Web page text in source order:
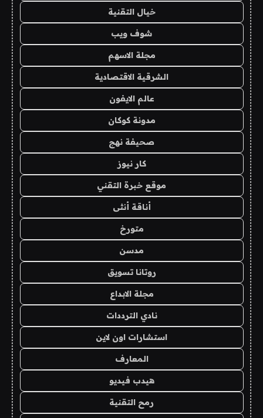
خيال التقنية
شوف ويب
مجلة الاسهم
الشرقية الاقتصادية
عالم الايفون
مدونة كوكان
صحيفة نهج
كار نيوز
موقع خبرة التقني
أناقة أنثى
متورخ
مدسن
روتانا تسويق
مجلة الابداع
نادي الترددات
استشارات اون لاين
المعارف
هيدب فيديو
رمح التقنية